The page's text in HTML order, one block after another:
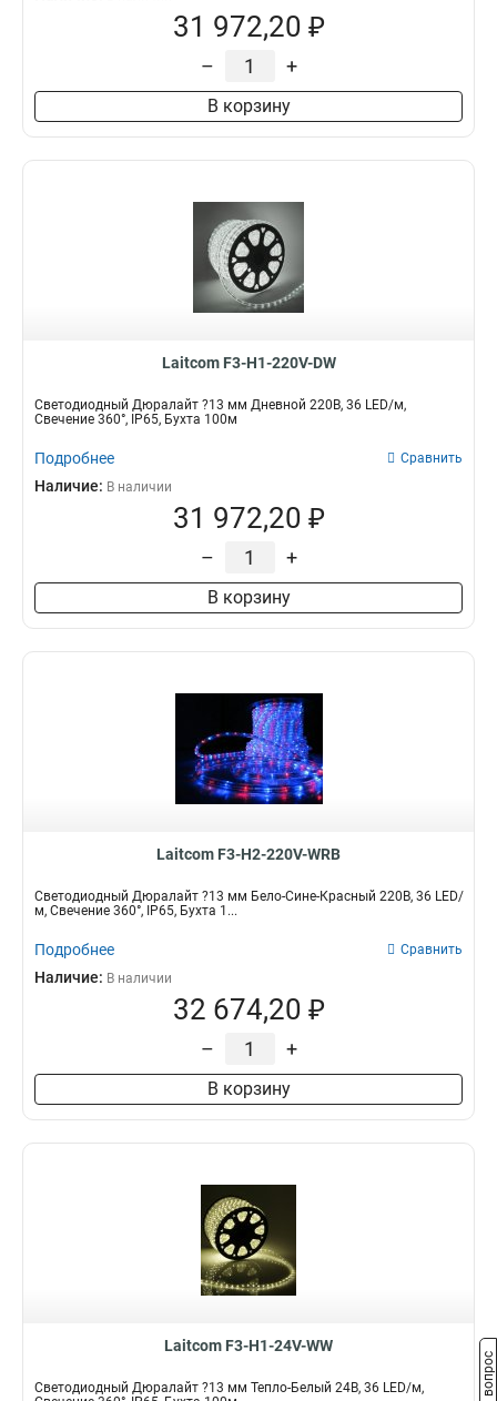
31 972,20 ₽
– +
В корзину
Laitcom F3-H1-220V-DW
Светодиодный Дюралайт ?13 мм Дневной 220В, 36 LED/м,
Свечение 360°, IP65, Бухта 100м
Подробнее Сравнить
Наличие: В наличии
31 972,20 ₽
– +
В корзину
Laitcom F3-H2-220V-WRB
Светодиодный Дюралайт ?13 мм Бело-Сине-Красный 220В, 36 LED/
м, Свечение 360°, IP65, Бухта 1...
Подробнее Сравнить
Наличие: В наличии
32 674,20 ₽
– +
В корзину
Laitcom F3-H1-24V-WW
Светодиодный Дюралайт ?13 мм Тепло-Белый 24В, 36 LED/м,